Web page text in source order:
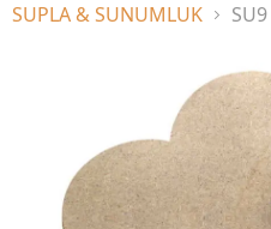
SUPLA & SUNUMLUK